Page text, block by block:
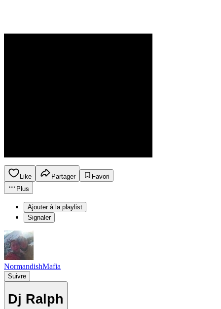
Like Partager
Favori
Plus
Ajouter à la playlist
Signaler
NormandishMafia
Suivre
Dj Ralph